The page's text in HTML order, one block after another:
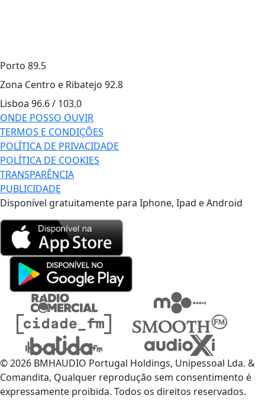
Porto 89.5
Zona Centro e Ribatejo 92.8
Lisboa 96.6 / 103.0
ONDE POSSO OUVIR
TERMOS E CONDIÇÕES
POLÍTICA DE PRIVACIDADE
POLÍTICA DE COOKIES
TRANSPARÊNCIA
PUBLICIDADE
Disponível gratuitamente para Iphone, Ipad e Android
© 2026 BMHAUDIO Portugal Holdings, Unipessoal Lda. &
Comandita, Qualquer reprodução sem consentimento é
expressamente proibida. Todos os direitos reservados.